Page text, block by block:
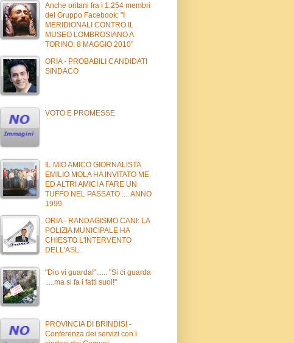
Anche oritani fra i 1.254 membri
del Gruppo Facebook: "I
MERIDIONALI CONTRO IL
MUSEO LOMBROSIANO A
TORINO: 8 MAGGIO 2010"
ORIA - PROBABILI CANDIDATI
SINDACO
VOTO E PROMESSE
IL MIO AMICO GIORNALISTA
EMILIO MOLA HA INVITATO ME
ED ALTRI AMICI A FARE UN
TUFFO NEL PASSATO .... ANNO
1999.
ORIA - RANDAGISMO CANI: LA
POLIZIA MUNICIPALE HA
CHIESTO L'INTERVENTO
DELL'ASL.
"Dio vi guarda!"...... "Si ci guarda
.....ma si fa i fatti suoi!"
PROVINCIA DI BRINDISI -
Conferenza dei servizi con i